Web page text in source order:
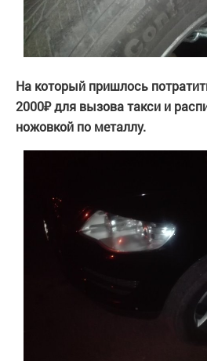
На который пришлось
2000₽ для вызова такси и
ножовкой по металлу.